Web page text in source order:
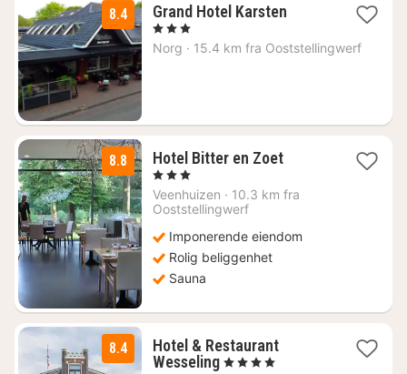
8.4 Grand Hotel Karsten2
fra
, 3 Stjerner
Norg · 15.4 km fra Ooststellingwerf
8.8 Hotel Bitter en Zoet1
fra
, 3 Stjerner
Veenhuizen · 10.3 km fra
Ooststellingwerf
Imponerende eiendom
Rolig beliggenhet
Sauna
8.4
Hotel & Restaurant
Wesseling1
, 4 Stjerner